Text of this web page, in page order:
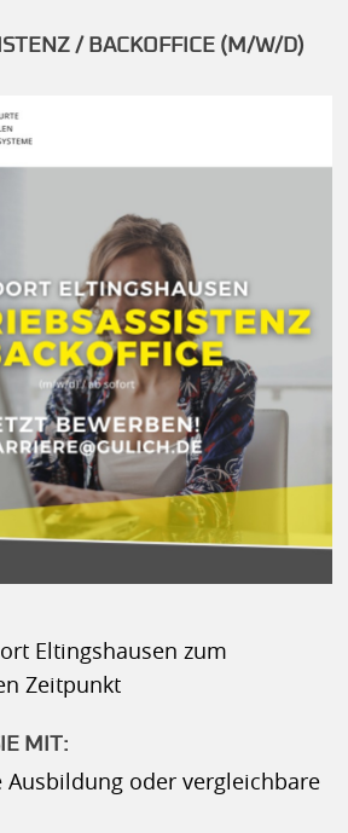
/ BACKOFFICE (M/W/D)
Eltingshausen zum
Zeitpunkt
MIT:
Ausbildung oder vergleichbare